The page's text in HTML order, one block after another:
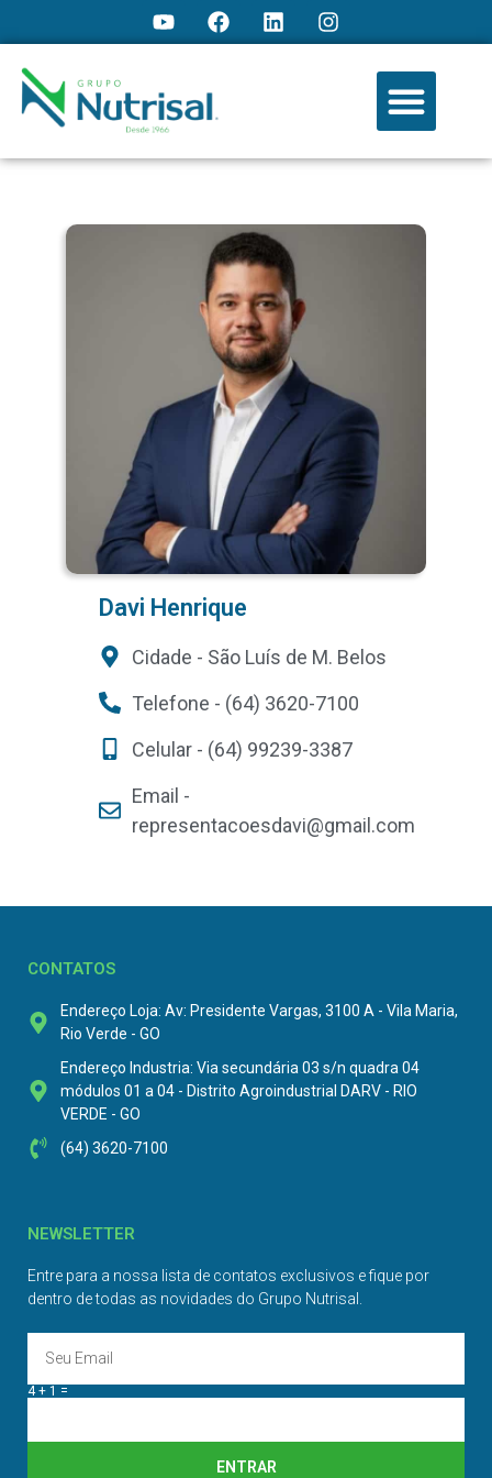
Davi Henrique
Cidade - São Luís de M. Belos
Telefone - (64) 3620-7100
Celular - (64) 99239-3387
Email -
representacoesdavi@gmail.com
CONTATOS
Endereço Loja: Av: Presidente Vargas, 3100 A - Vila Maria,
Rio Verde - GO
Endereço Industria: Via secundária 03 s/n quadra 04
módulos 01 a 04 - Distrito Agroindustrial DARV - RIO
VERDE - GO
(64) 3620-7100
NEWSLETTER
Entre para a nossa lista de contatos exclusivos e fique por
dentro de todas as novidades do Grupo Nutrisal.
4 + 1 =
ENTRAR